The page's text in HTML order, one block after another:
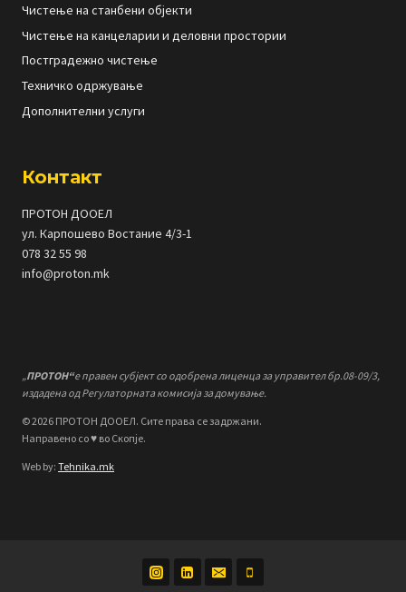
Чистење на станбени објекти
Чистење на канцеларии и деловни простории
Постградежно чистење
Техничко одржување
Дополнителни услуги
Контакт
ПРОТОН ДООЕЛ
ул. Карпошево Востание 4/3-1
078 32 55 98
info@proton.mk
„ПРОТОН“е правен субјект со одобрена лиценца за управител бр.08-09/3,
издадена од Регулаторната комисија за домување.
© 2026 ПРОТОН ДООЕЛ. Сите права се задржани.
Направено со ♥ во Скопје.
Web by: Tehnika.mk